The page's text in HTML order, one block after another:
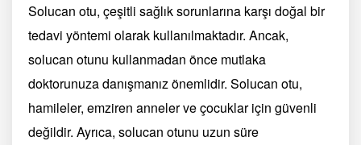
Solucan otu, çeşitli sağlık sorunlarına karşı doğal bir
tedavi yöntemi olarak kullanılmaktadır. Ancak,
solucan otunu kullanmadan önce mutlaka
doktorunuza danışmanız önemlidir. Solucan otu,
hamileler, emziren anneler ve çocuklar için güvenli
değildir. Ayrıca, solucan otunu uzun süre